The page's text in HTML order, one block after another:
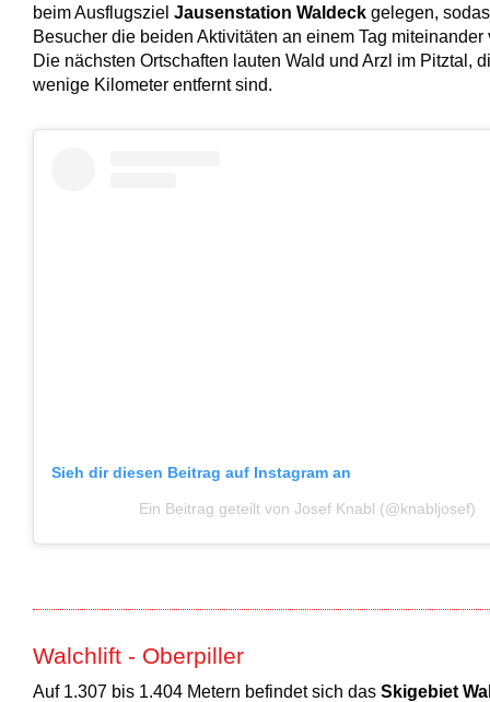
beim Ausflugsziel Jausenstation Waldeck gelegen,
Besucher die beiden Aktivitäten an einem Tag miteinander
Die nächsten Ortschaften lauten Wald und Arzl im Pitztal,
wenige Kilometer entfernt sind.
Sieh dir diesen Beitrag auf Instagram an
Ein Beitrag geteilt von Josef Knabl (@knabljosef)
Walchlift - Oberpiller
Auf 1.307 bis 1.404 Metern befindet sich das Skigebiet